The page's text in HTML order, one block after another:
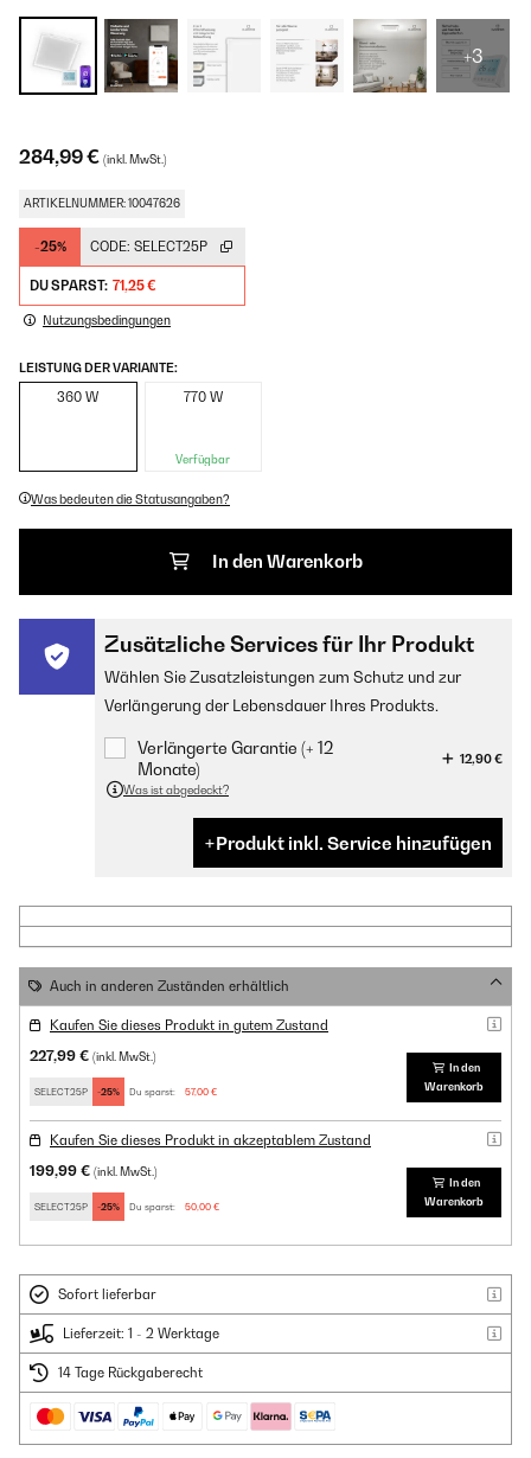
+3
284,99 € (inkl. MwSt.)
ARTIKELNUMMER: 10047626
-25% CODE: SELECT25P
DU SPARST: 71,25 €
Nutzungsbedingungen
LEISTUNG DER VARIANTE:
360 W 770 W
Verfügbar
Was bedeuten die Statusangaben?
In den Warenkorb
Zusätzliche Services für Ihr Produkt
Wählen Sie Zusatzleistungen zum Schutz und zur
Verlängerung der Lebensdauer Ihres Produkts.
Verlängerte Garantie (+ 12
Monate)
12,90 €
Was ist abgedeckt?
Produkt inkl. Service hinzufügen
Auch in anderen Zuständen erhältlich
Kaufen Sie dieses Produkt in gutem Zustand
227,99 € (inkl. MwSt.)
SELECT25P -25% Du sparst: 57,00 €
In den
Warenkorb
Kaufen Sie dieses Produkt in akzeptablem Zustand
199,99 € (inkl. MwSt.)
SELECT25P -25% Du sparst: 50,00 €
In den
Warenkorb
Sofort lieferbar
Lieferzeit: 1 - 2 Werktage
14 Tage Rückgaberecht